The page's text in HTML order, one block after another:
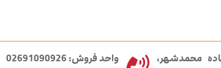
محمدشهر،
واحد فروش: 02691090926